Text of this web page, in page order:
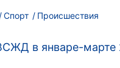
Спорт Происшествия
в январе-марте